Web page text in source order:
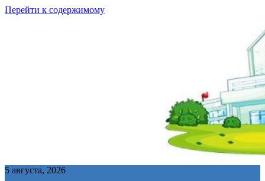
Перейти к содержимому
5 августа, 2026